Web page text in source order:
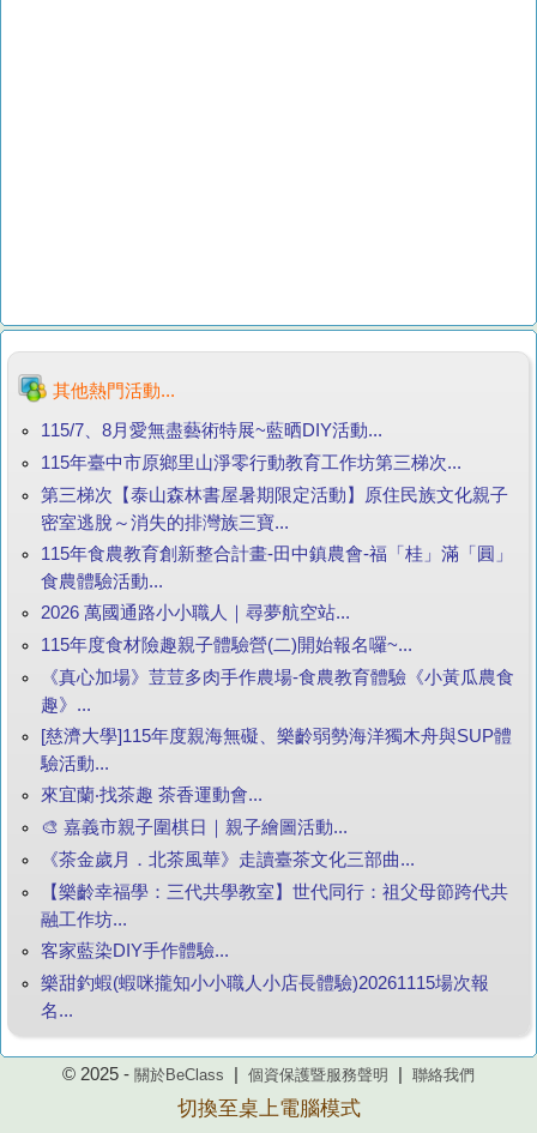
其他熱門活動...
115/7、8月愛無盡藝術特展~藍晒DIY活動...
115年臺中市原鄉里山淨零行動教育工作坊第三梯次...
第三梯次【泰山森林書屋暑期限定活動】原住民族文化親子
密室逃脫～消失的排灣族三寶...
115年食農教育創新整合計畫-田中鎮農會-福「桂」滿「圓」
食農體驗活動...
2026 萬國通路小小職人｜尋夢航空站...
115年度食材險趣親子體驗營(二)開始報名囉~...
《真心加場》荳荳多肉手作農場-食農教育體驗《小黃瓜農食
趣》...
[慈濟大學]115年度親海無礙、樂齡弱勢海洋獨木舟與SUP體
驗活動...
來宜蘭‧找茶趣 茶香運動會...
🎨 嘉義市親子圍棋日｜親子繪圖活動...
《茶金歲月．北茶風華》走讀臺茶文化三部曲...
【樂齡幸福學：三代共學教室】世代同行：祖父母節跨代共
融工作坊...
客家藍染DIY手作體驗...
樂甜釣蝦(蝦咪攏知小小職人小店長體驗)20261115場次報
名...
© 2025 - 關於BeClass 個資保護暨服務聲明 聯絡我們
切換至桌上電腦模式